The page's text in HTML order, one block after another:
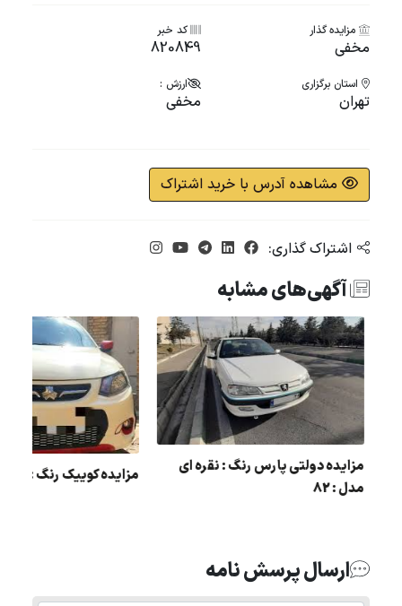
مزایده گذار
مخفی
کد خبر
820849
استان برگزاری
تهران
ارزش :
مخفی
مشاهده آدرس با خرید اشتراک
اشتراک گذاری:
آگهی‌های مشابه
مزایده کوییک رنگ :
مزایده دولتی پارس رنگ : نقره ای
مدل : 82
ارسال پرسش نامه